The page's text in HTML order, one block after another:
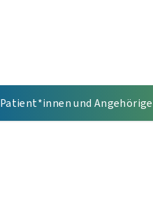
Patient*innen und Angehörige